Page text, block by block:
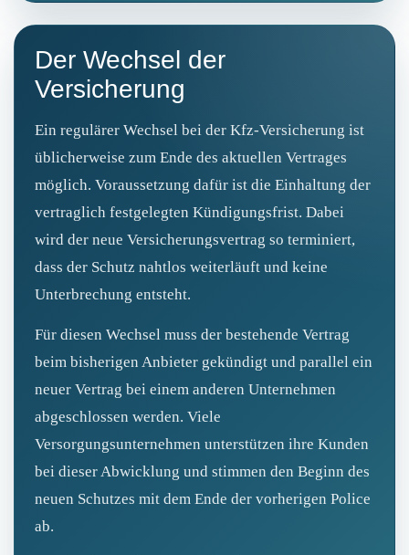
Der Wechsel der
Versicherung
Ein regulärer Wechsel bei der Kfz-Versicherung ist
üblicherweise zum Ende des aktuellen Vertrages
möglich. Voraussetzung dafür ist die Einhaltung der
vertraglich festgelegten Kündigungsfrist. Dabei
wird der neue Versicherungsvertrag so terminiert,
dass der Schutz nahtlos weiterläuft und keine
Unterbrechung entsteht.
Für diesen Wechsel muss der bestehende Vertrag
beim bisherigen Anbieter gekündigt und parallel ein
neuer Vertrag bei einem anderen Unternehmen
abgeschlossen werden. Viele
Versorgungsunternehmen unterstützen ihre Kunden
bei dieser Abwicklung und stimmen den Beginn des
neuen Schutzes mit dem Ende der vorherigen Police
ab.